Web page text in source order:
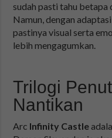
sudah pasti tahu
Namun, dengan
pastinya visual serta
lebih mengagumkan.
Trilogi
Nantikan
Arc Infinity Castle